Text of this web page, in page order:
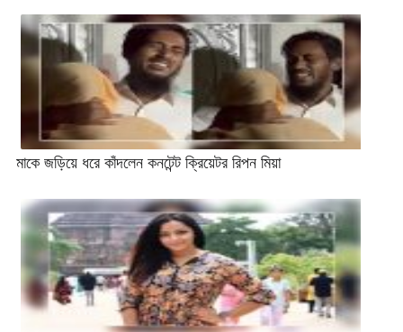
মাকে জড়িয়ে ধরে কাঁদলেন কনটেন্ট ক্রিয়েটর রিপন মিয়া